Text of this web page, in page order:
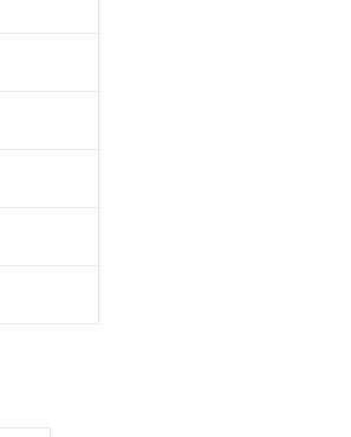
て非含有を証明するものではありません。
完了までの期間は出荷製品に未対応品が
段のことがない限り、2022年1月12日よ